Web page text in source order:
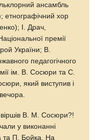
ансамбль
етнографічний хор
І. Драч,
премії
України; В.
педагогічного
ім. В. Сосюри та С.
який виступив і
В. М. Сосюри?!
у виконанні
та П. Бойка. На